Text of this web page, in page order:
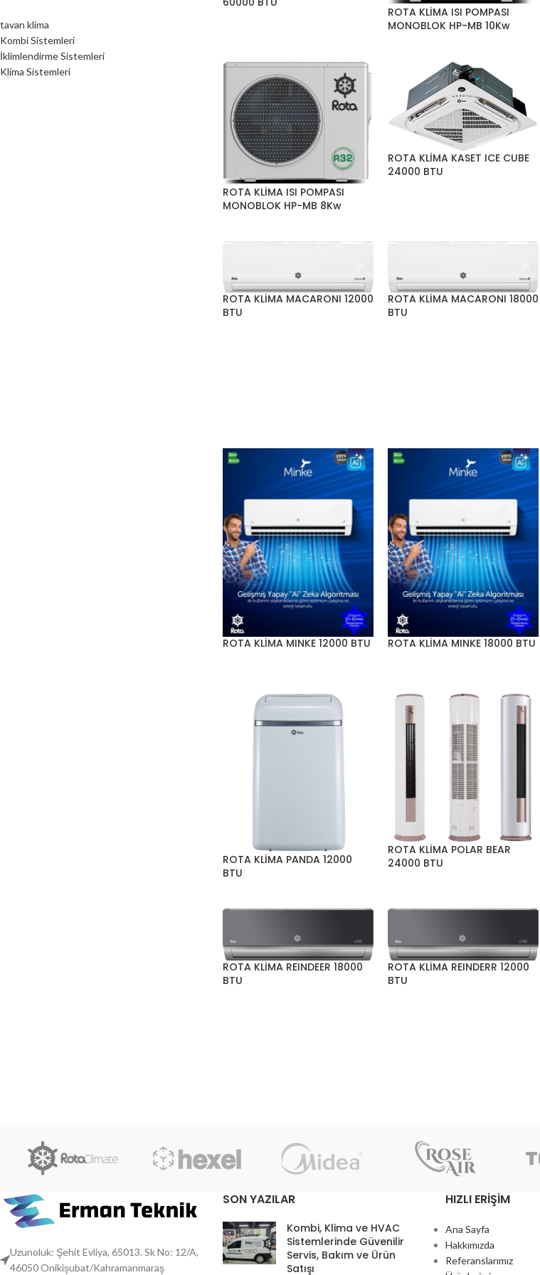
tavan klima
Kombi Sistemleri
İklimlendirme Sistemleri
Klima Sistemleri
ROTA KLİMA ISI POMPASI
MONOBLOK HP-MB 10Kw
ROTA KLİMA ISI POMPASI
MONOBLOK HP-MB 8Kw
ROTA KLİMA KASET ICE CUBE
24000 BTU
ROTA KLİMA MACARONI 12000
BTU
ROTA KLİMA MACARONI 18000
BTU
ROTA KLİMA MINKE 12000 BTU ROTA KLİMA MINKE 18000 BTU
ROTA KLİMA PANDA 12000
BTU
ROTA KLİMA POLAR BEAR
24000 BTU
ROTA KLİMA REINDEER 18000
BTU
ROTA KLİMA REINDERR 12000
BTU
Uzunoluk: Şehit Evliya, 65013. Sk No: 12/A,
46050 Onikişubat/Kahramanmaraş
SON YAZILAR
Kombi, Klima ve HVAC
Sistemlerinde Güvenilir
Servis, Bakım ve Ürün
Satışı
HIZLI ERIŞIM
Ana Sayfa
Hakkımızda
Referanslarımız